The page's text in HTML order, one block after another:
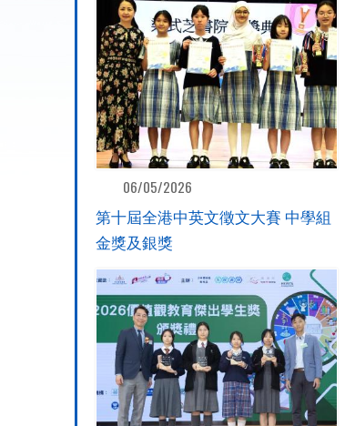
06/05/2026
第十屆全港中英文徵文大賽 中學組
金獎及銀獎